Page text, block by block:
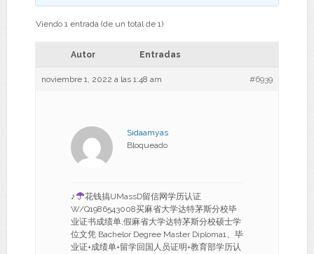
Viendo 1 entrada (de un total de 1)
Autor Entradas
noviembre 1, 2022 a las 1:48 am #6939
Sidaamyas
Bloqueado
♪
花钱搞UMassD留信网学历认证
W/Q1986543008买麻省大学达特茅斯分校毕
业证书成绩单,假麻省大学达特茅斯分校硕士学
位文凭 Bachelor Degree Master Diploma1、毕
业证+成绩单+留学回国人员证明+教育部学历认